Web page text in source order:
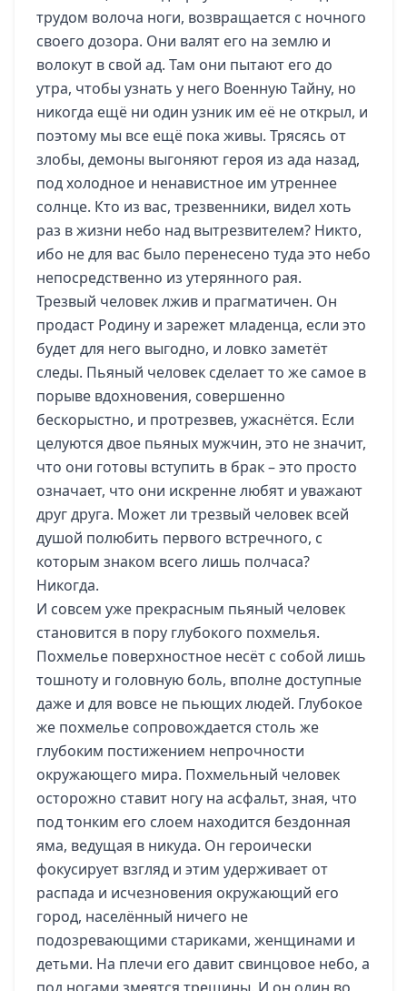
трудом волоча ноги, возвращается с ночного
своего дозора. Они валят его на землю и
волокут в свой ад. Там они пытают его до
утра, чтобы узнать у него Военную Тайну, но
никогда ещё ни один узник им её не открыл, и
поэтому мы все ещё пока живы. Трясясь от
злобы, демоны выгоняют героя из ада назад,
под холодное и ненавистное им утреннее
солнце. Кто из вас, трезвенники, видел хоть
раз в жизни небо над вытрезвителем? Никто,
ибо не для вас было перенесено туда это небо
непосредственно из утерянного рая.
Трезвый человек лжив и прагматичен. Он
продаст Родину и зарежет младенца, если это
будет для него выгодно, и ловко заметёт
следы. Пьяный человек сделает то же самое в
порыве вдохновения, совершенно
бескорыстно, и протрезвев, ужаснётся. Если
целуются двое пьяных мужчин, это не значит,
что они готовы вступить в брак – это просто
означает, что они искренне любят и уважают
друг друга. Может ли трезвый человек всей
душой полюбить первого встречного, с
которым знаком всего лишь полчаса?
Никогда.
И совсем уже прекрасным пьяный человек
становится в пору глубокого похмелья.
Похмелье поверхностное несёт с собой лишь
тошноту и головную боль, вполне доступные
даже и для вовсе не пьющих людей. Глубокое
же похмелье сопровождается столь же
глубоким постижением непрочности
окружающего мира. Похмельный человек
осторожно ставит ногу на асфальт, зная, что
под тонким его слоем находится бездонная
яма, ведущая в никуда. Он героически
фокусирует взгляд и этим удерживает от
распада и исчезновения окружающий его
город, населённый ничего не
подозревающими стариками, женщинами и
детьми. На плечи его давит свинцовое небо, а